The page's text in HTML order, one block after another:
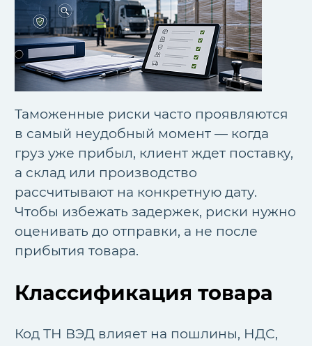
Таможенные риски часто проявляются
в самый неудобный момент — когда
груз уже прибыл, клиент ждет поставку,
а склад или производство
рассчитывают на конкретную дату.
Чтобы избежать задержек, риски нужно
оценивать до отправки, а не после
прибытия товара.
Классификация товара
Код ТН ВЭД влияет на пошлины, НДС,